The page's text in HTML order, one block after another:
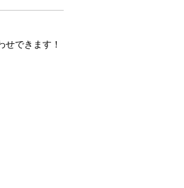
できます！